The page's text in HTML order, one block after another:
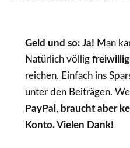
Geld und so: Ja! Man
Natürlich völlig
reichen. Einfach ins
unter den Beiträgen.
PayPal, braucht aber
Konto. Vielen Dank!